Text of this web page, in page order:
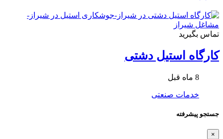
تماس بگیرید
کارگاه استیل دشتی
8 ماه قبل
خدمات صنعتی
جستجو پیشرفته
×